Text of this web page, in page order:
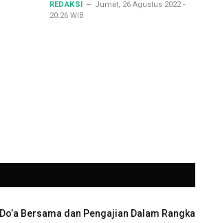
REDAKSI
Jumat, 26 Agustus 2022 -
20:26 WIB
Do’a Bersama dan Pengajian Dalam Rangka